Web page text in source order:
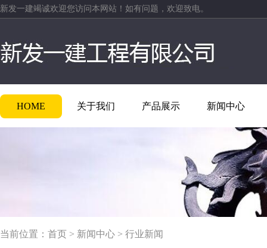
新发一建竭诚欢迎您访问本网站！如有问题，欢迎致电。
HOME 关于我们 产品展示 新闻中心
当前位置： 首页 > 新闻中心 > 行业新闻